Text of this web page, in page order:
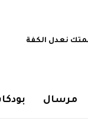
نعدل الكفة
مرسال